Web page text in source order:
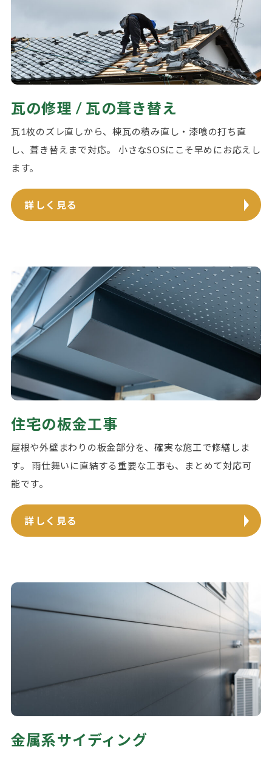
瓦の修理 / 瓦の葺き替え
瓦1枚のズレ直しから、棟瓦の積み直し・漆喰の打ち直
し、葺き替えまで対応。 小さなSOSにこそ早めにお応えし
ます。
詳しく見る
住宅の板金工事
屋根や外壁まわりの板金部分を、確実な施工で修繕しま
す。 雨仕舞いに直結する重要な工事も、まとめて対応可
能です。
詳しく見る
金属系サイディング